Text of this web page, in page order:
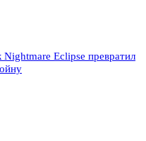
Eclipse превратил